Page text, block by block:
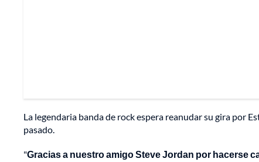
La legendaria banda de rock espera reanudar su gira por
pasado.
"Gracias a nuestro amigo Steve Jordan por hacerse